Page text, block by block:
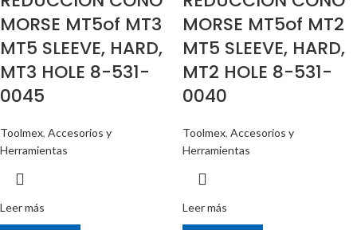
MORSE MT5of MT3
MT5 SLEEVE, HARD,
MT3 HOLE 8-531-
0045
Toolmex, Accesorios y
Herramientas
Leer más
MORSE MT5of MT2
MT5 SLEEVE, HARD,
MT2 HOLE 8-531-
0040
Toolmex, Accesorios y
Herramientas
Leer más